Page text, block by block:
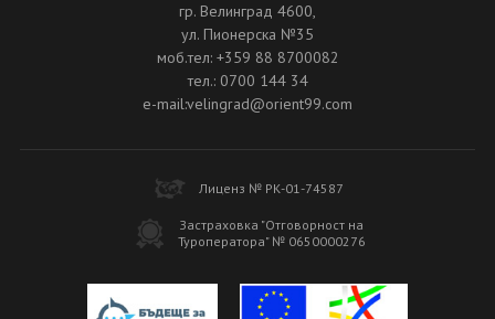
гр. Велинград 4600,
ул. Пионерска №35
моб.тел: +359 88 8700082
тел.: 0700 144 34
e-mail:velingrad@orient99.com
Лиценз № РК-01-74587
Застраховка "Отговорност на
Туроператора" № 0650000276